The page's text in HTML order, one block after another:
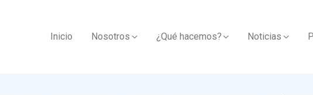
Inicio Nosotros ¿Qué hacemos? Noticias